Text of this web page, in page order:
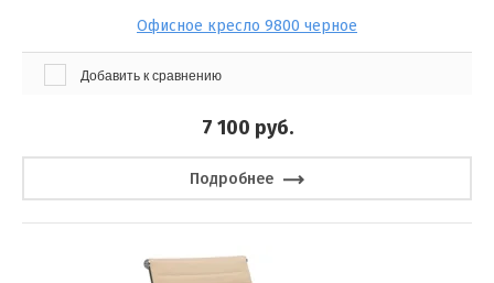
Офисное кресло 9800 черное
Добавить к сравнению
7 100 руб.
Подробнее